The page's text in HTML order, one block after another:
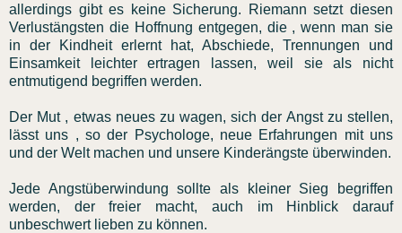
allerdings gibt es keine Sicherung. Riemann setzt diesen
Verlustängsten die Hoffnung entgegen, die , wenn man sie
in der Kindheit erlernt hat, Abschiede, Trennungen und
Einsamkeit leichter ertragen lassen, weil sie als nicht
entmutigend begriffen werden.
Der Mut , etwas neues zu wagen, sich der Angst zu stellen,
lässt uns , so der Psychologe, neue Erfahrungen mit uns
und der Welt machen und unsere Kinderängste überwinden.
Jede Angstüberwindung sollte als kleiner Sieg begriffen
werden, der freier macht, auch im Hinblick darauf
unbeschwert lieben zu können.